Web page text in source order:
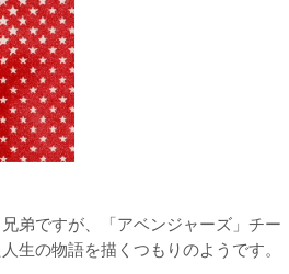
弟ですが、「アベンジャーズ」チー
生の物語を描くつもりのようです。